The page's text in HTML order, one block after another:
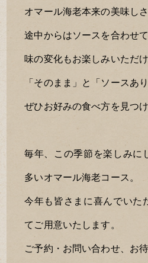
オマール海老本来の美味しさ
途中からはソースを合わせて
味の変化もお楽しみいただけ
「そのまま」と「ソースあり
ぜひお好みの食べ方を見つ
毎年、この季節を楽しみに
多いオマール海老コース。
今年も皆さまに喜んでいた
てご用意いたします。
ご予約・お問い合わせ、お